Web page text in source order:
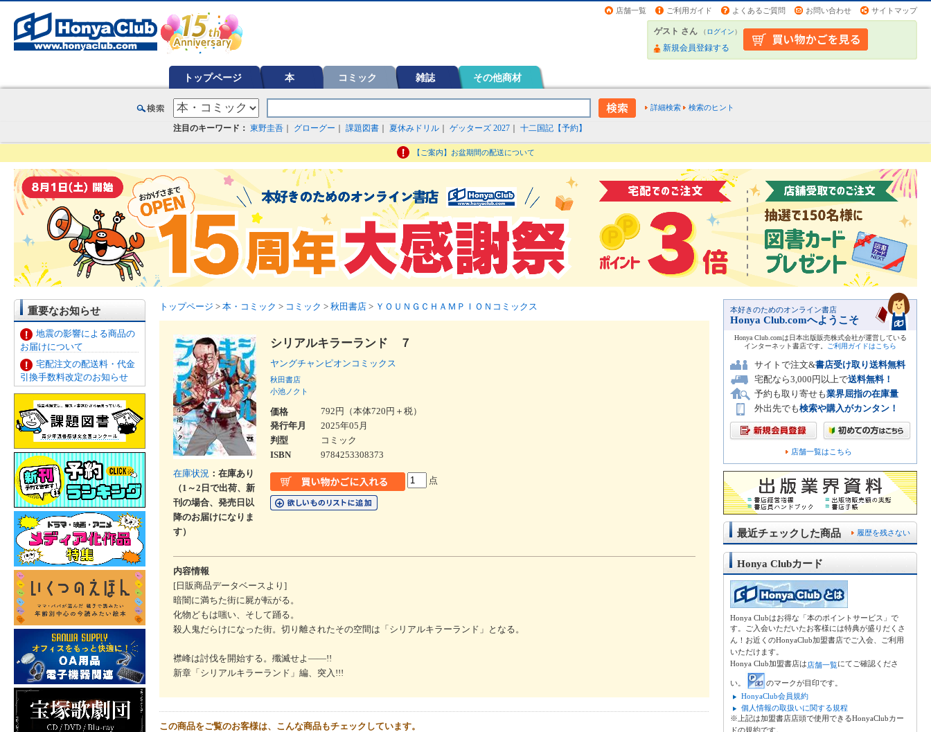
店舗一覧 ご利用ガイド よくあるご質問 お問い合わせ サイトマップ
ゲスト さん （ログイン）
新規会員登録する
トップページ 本 コミック 雑誌 その他商材
詳細検索 検索のヒント
注目のキーワード： 東野圭吾 グローグー 課題図書 夏休みドリル ゲッターズ 2027 十二国記【予約】
【ご案内】お盆期間の配送について
重要なお知らせ
地震の影響による商品の
お届けについて
宅配注文の配送料・代金
引換手数料改定のお知らせ
トップページ > 本・コミック > コミック > 秋田書店 > ＹＯＵＮＧＣＨＡＭＰＩＯＮコミックス
在庫状況 ：在庫あり
（1～2日で出荷、新
刊の場合、発売日以
降のお届けになりま
す）
シリアルキラーランド ７
ヤングチャンピオンコミックス
秋田書店
小池ノクト
価格
792円（本体720円＋税）
発行年月
2025年05月
判型
コミック
ISBN
9784253308373
点
内容情報
[日販商品データベースより]
暗闇に満ちた街に屍が転がる。
化物どもは嗤い、そして踊る。
殺人鬼だらけになった街。切り離されたその空間は「シリアルキラーランド」となる。
襟峰は討伐を開始する。殲滅せよ――!!
新章「シリアルキラーランド」編、突入!!!
この商品をご覧のお客様は、こんな商品もチェックしています。
本好きのためのオンライン書店
Honya Club.comへようこそ
Honya Club.comは日本出版販売株式会社が運営している
インターネット書店です。
ご利用ガイドはこちら
サイトで注文&書店受け取り送料無料
宅配なら3,000円以上で送料無料！
予約も取り寄せも業界屈指の在庫量
外出先でも検索や購入がカンタン！
店舗一覧はこちら
履歴を残さない
最近チェックした商品
Honya Clubカード
Honya Clubはお得な「本のポイントサービス」で
す。ご入会いただいたお客様には特典が盛りだくさ
ん！お近くのHonyaClub加盟書店でご入会、ご利用
いただけます。
Honya Club加盟書店は店舗一覧にてご確認くださ
い。
のマークが目印です。
HonyaClub会員規約
個人情報の取扱いに関する規程
※上記は加盟書店店頭で使用できるHonyaClubカー